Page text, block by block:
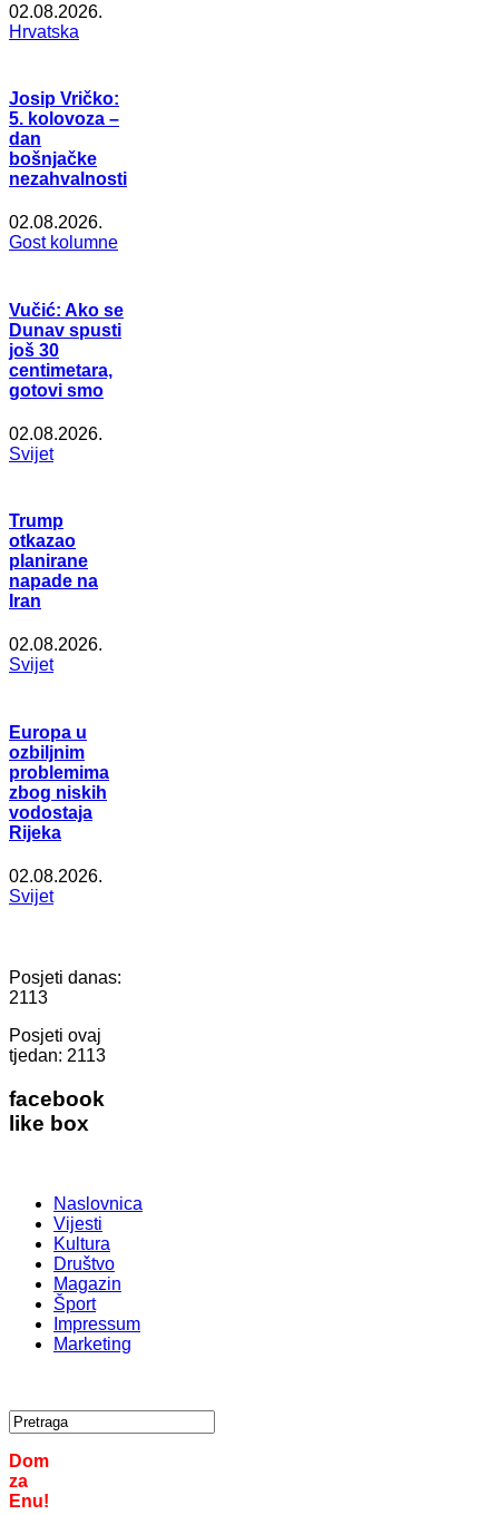
02.08.2026.
Hrvatska
Josip Vričko:
5. kolovoza –
dan
bošnjačke
nezahvalnosti
02.08.2026.
Gost kolumne
Vučić: Ako se
Dunav spusti
još 30
centimetara,
gotovi smo
02.08.2026.
Svijet
Trump
otkazao
planirane
napade na
Iran
02.08.2026.
Svijet
Europa u
ozbiljnim
problemima
zbog niskih
vodostaja
Rijeka
02.08.2026.
Svijet
Posjeti danas:
2113
Posjeti ovaj
tjedan: 2113
facebook
like box
Naslovnica
Vijesti
Kultura
Društvo
Magazin
Šport
Impressum
Marketing
Dom
za
Enu!